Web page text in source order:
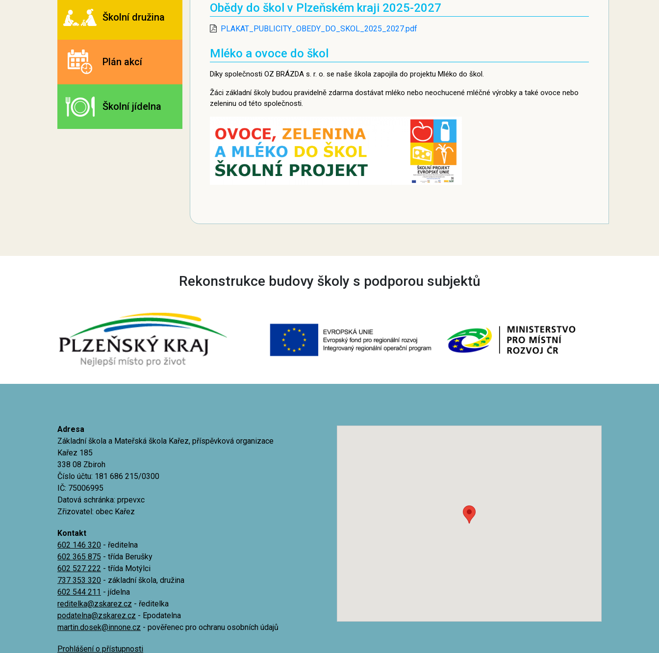
Školní družina
Plán akcí
Školní jídelna
Obědy do škol v Plzeňském kraji 2025-2027
PLAKAT_PUBLICITY_OBEDY_DO_SKOL_2025_2027.pdf
Mléko a ovoce do škol
Díky společnosti OZ BRÁZDA s. r. o. se naše škola zapojila do projektu Mléko do škol.
Žáci základní školy budou pravidelně zdarma dostávat mléko nebo neochucené mléčné výrobky a také ovoce nebo
zeleninu od této společnosti.
Rekonstrukce budovy školy s podporou subjektů
Adresa
Základní škola a Mateřská škola Kařez, příspěvková organizace
Kařez 185
338 08 Zbiroh
Číslo účtu: 181 686 215/0300
IČ: 75006995
Datová schránka: prpevxc
Zřizovatel: obec Kařez
Kontakt
602 146 320 - ředitelna
602 365 875 - třída Berušky
602 527 222 - třída Motýlci
737 353 320 - základní škola, družina
602 544 211 - jídelna
reditelka@zskarez.cz - ředitelka
podatelna@zskarez.cz - Epodatelna
martin.dosek@innone.cz - pověřenec pro ochranu osobních údajů
Prohlášení o přístupnosti